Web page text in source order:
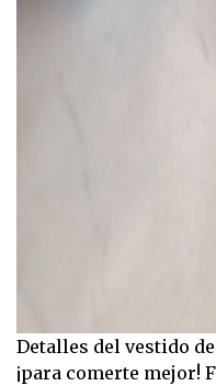
Detalles del vestido
¡para comerte mejor!